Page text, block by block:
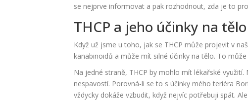
se nejprve informovat a pak rozhodnout, zda je to
THCP a jeho účinky na tělo
Když už jsme u toho, jak se THCP může projevit v
kanabinoidů a může mít silné účinky na tělo. To
Na jedné straně, THCP by mohlo mít lékařské
nespavostí. Porovná-li se to s účinky mého teriéra
vždycky dokáže vzbudit, když nejvíc potřebuji spát.